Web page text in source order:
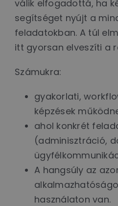
válik elfogadottá, ha
segítséget nyújt a
feladatokban. A túl
itt gyorsan elveszíti a
Számukra:
gyakorlati,
képzések
ahol konkrét
(adminisztráció,
A hangsúly az
használaton van.